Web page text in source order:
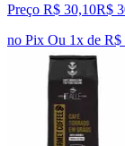
Preço R$ 30,10R$
no Pix Ou 1x de R$